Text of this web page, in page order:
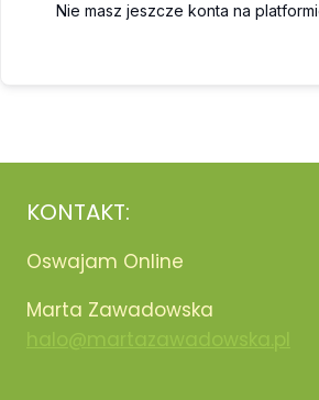
Nie masz jeszcze konta na
KONTAKT:
Oswajam Online
Marta Zawadowska